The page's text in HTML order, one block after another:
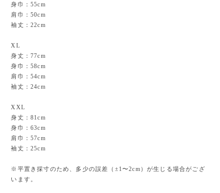
身巾：55cm
肩巾：50cm
袖丈：22cm
XL
身丈：77cm
身巾：58cm
肩巾：54cm
袖丈：24cm
XXL
身丈：81cm
身巾：63cm
肩巾：57cm
袖丈：25cm
※平置き採寸のため、多少の誤差（±1〜2cm）が生じる場合がござ
います。